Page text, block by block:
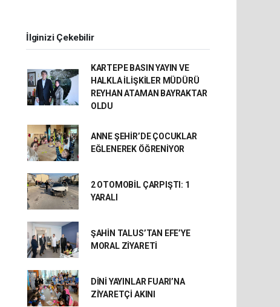
İlginizi Çekebilir
KARTEPE BASIN YAYIN VE
HALKLA İLİŞKİLER MÜDÜRÜ
REYHAN ATAMAN BAYRAKTAR
OLDU
ANNE ŞEHİR’DE ÇOCUKLAR
EĞLENEREK ÖĞRENİYOR
2 OTOMOBİL ÇARPIŞTI: 1
YARALI
ŞAHİN TALUS’TAN EFE’YE
MORAL ZİYARETİ
DİNİ YAYINLAR FUARI’NA
ZİYARETÇİ AKINI